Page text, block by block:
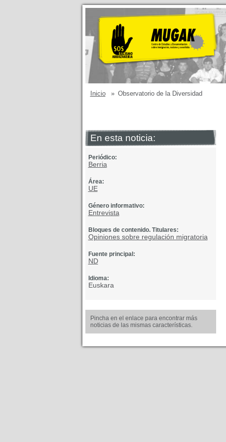
Inicio » Observatorio de la Diversidad
En esta noticia:
Periódico:
Berria
Área:
UE
Género informativo:
Entrevista
Bloques de contenido. Titulares:
Opiniones sobre regulación migratoria
Fuente principal:
ND
Idioma:
Euskara
Pincha en el enlace para encontrar más
noticias de las mismas características.